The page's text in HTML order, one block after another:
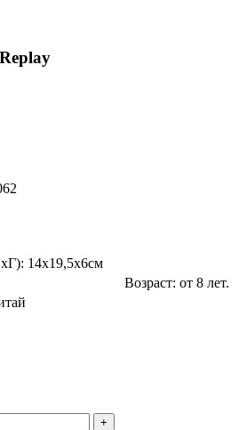
14х19,5х6cм
Возраст: от 8 лет.
+